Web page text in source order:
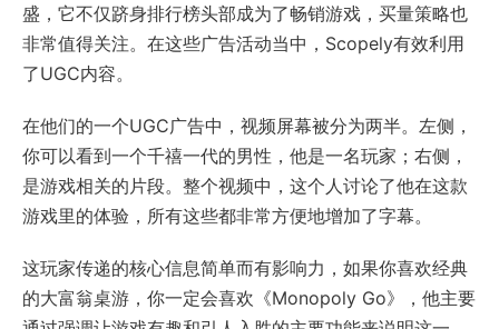
盛，它不仅跻身排行榜头部成为了畅销游戏，买量策略也
非常值得关注。在这些广告活动当中，Scopely有效利用
了UGC内容。
在他们的一个UGC广告中，视频屏幕被分为两半。左侧，
你可以看到一个千禧一代的男性，他是一名玩家；右侧，
是游戏相关的片段。整个视频中，这个人讨论了他在这款
游戏里的体验，所有这些都非常方便地增加了字幕。
这玩家传递的核心信息简单而有影响力，如果你喜欢经典
的大富翁桌游，你一定会喜欢《Monopoly Go》，他主要